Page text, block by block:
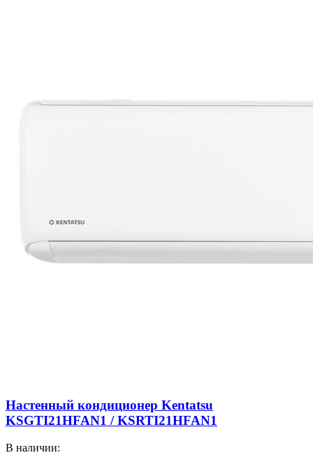
Настенный кондиционер Kentatsu
KSGTI21HFAN1 / KSRTI21HFAN1
В наличии: